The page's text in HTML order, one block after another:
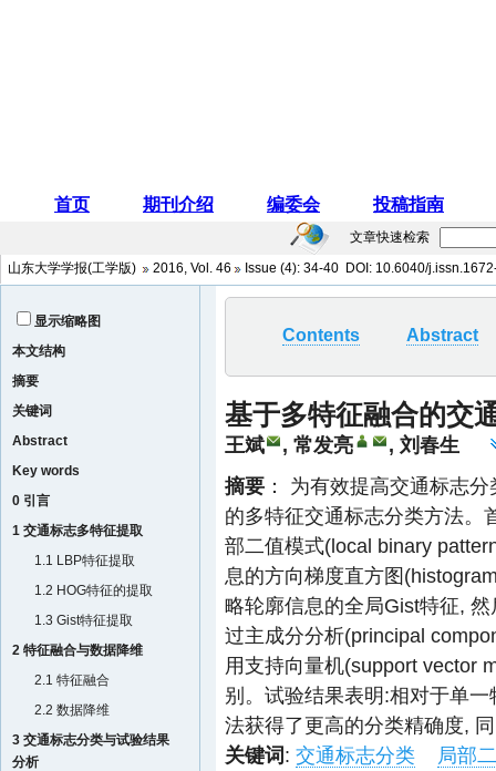
文章快速检索
山东大学学报(工学版)
2016, Vol. 46 Issue (4): 34-40 DOI: 10.6040/
显示缩略图
本文结构
摘要
关键词
Abstract
Key words
0 引言
1 交通标志多特征提取
1.1 LBP特征提取
1.2 HOG特征的提取
1.3 Gist特征提取
2 特征融合与数据降维
2.1 特征融合
2.2 数据降维
3 交通标志分类与试验结果
分析
Contents Abstract
基于多特征融合的交
王斌 , 常发亮 , 刘春生
摘要 ： 为有效提高交通标志
的多特征交通标志分类方法。
部二值模式(local binary
息的方向梯度直方图
略轮廓信息的全局Gist特征,
过主成分分析(principal
用支持向量机(support vector
别。试验结果表明:相对于单
法获得了更高的分类精确度,
关键词: 交通标志分类
局部